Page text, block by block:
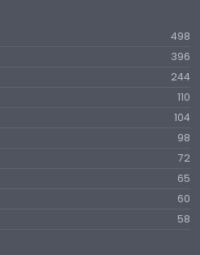
498
396
244
110
104
98
72
65
60
58